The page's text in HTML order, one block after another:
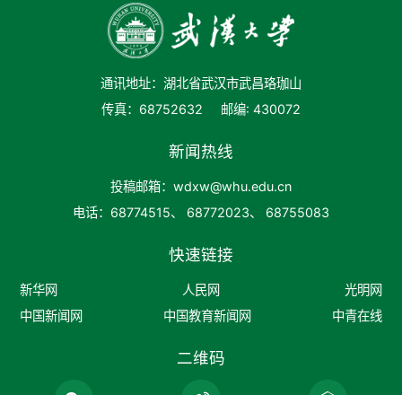
通讯地址：湖北省武汉市武昌珞珈山
传真：68752632
邮编: 430072
新闻热线
投稿邮箱：wdxw@whu.edu.cn
电话：68774515、 68772023、 68755083
快速链接
新华网 人民网
光明网
中国新闻网
中国教育新闻网 中青在线
二维码